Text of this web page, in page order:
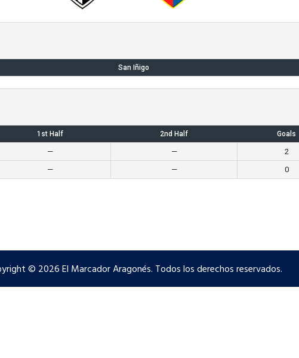
San Iñigo
1st Half 2nd Half Goals
— — 2
— — 0
© 2026 El Marcador Aragonés. Todos los derechos reservados.